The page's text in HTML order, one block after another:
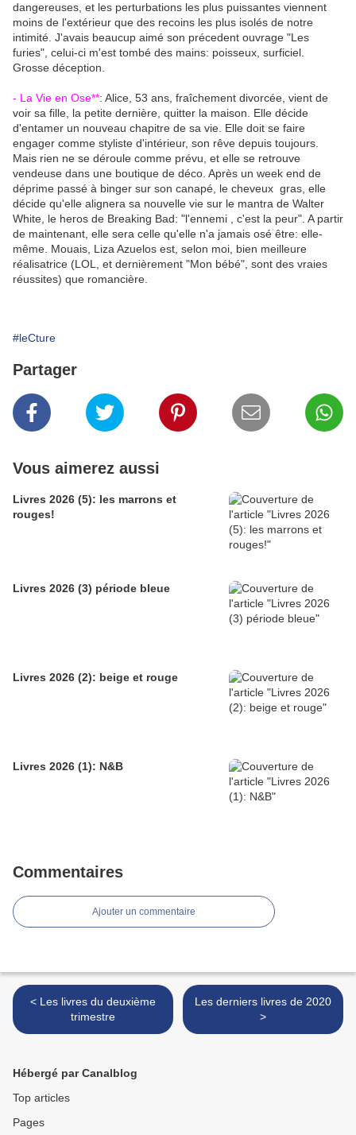
dangereuses, et les perturbations les plus puissantes viennent
moins de l'extérieur que des recoins les plus isolés de notre
intimité. J'avais beaucup aimé son précedent ouvrage "Les
furies", celui-ci m'est tombé des mains: poisseux, surficiel.
Grosse déception.
- La Vie en Ose**: Alice, 53 ans, fraîchement divorcée, vient de
voir sa fille, la petite dernière, quitter la maison. Elle décide
d'entamer un nouveau chapitre de sa vie. Elle doit se faire
engager comme styliste d'intérieur, son rêve depuis toujours.
Mais rien ne se déroule comme prévu, et elle se retrouve
vendeuse dans une boutique de déco. Après un week end de
déprime passé à binger sur son canapé, le cheveux gras, elle
décide qu'elle alignera sa nouvelle vie sur le mantra de Walter
White, le heros de Breaking Bad: "l'ennemi , c'est la peur". A partir
de maintenant, elle sera celle qu'elle n'a jamais osé être: elle-
même. Mouais, Liza Azuelos est, selon moi, bien meilleure
réalisatrice (LOL, et dernièrement "Mon bébé", sont des vraies
réussites) que romancière.
#leCture
Partager
Vous aimerez aussi
Livres 2026 (5): les marrons et
rouges!
Livres 2026 (3) période bleue
Livres 2026 (2): beige et rouge
Livres 2026 (1): N&B
Commentaires
Ajouter un commentaire
< Les livres du deuxième
trimestre
Les derniers livres de 2020
>
Hébergé par Canalblog
Top articles
Pages